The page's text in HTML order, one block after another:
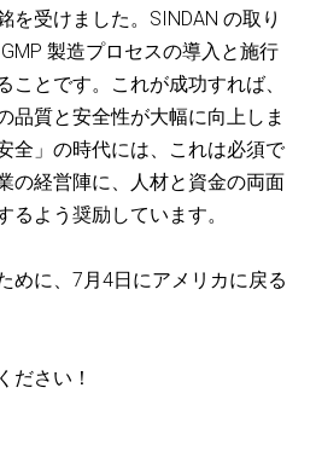
を受けました。SINDAN の取り
製造プロセスの導入と施行
ことです。これが成功すれば、
品質と安全性が大幅に向上しま
全」の時代には、これは必須で
の経営陣に、人材と資金の両面
るよう奨励しています。
めに、7月4日にアメリカに戻る
ださい！